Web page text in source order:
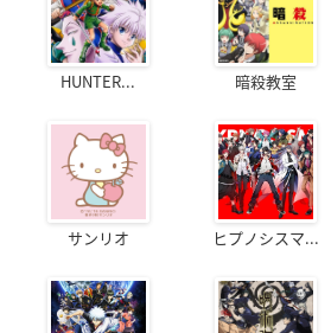
HUNTER... 暗殺教室
サンリオ ヒプノシスマ...